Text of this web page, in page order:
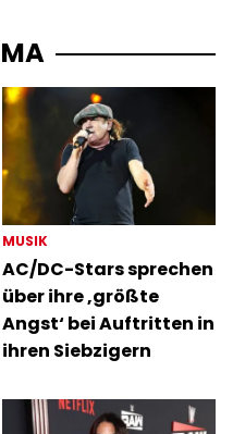
MUSIK
AC/DC-Stars sprechen
über ihre ‚größte
Angst‘ bei Auftritten in
ihren Siebzigern